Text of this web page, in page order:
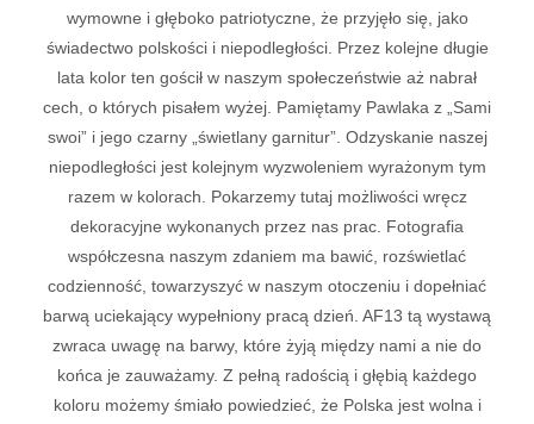
wymowne i głęboko patriotyczne, że przyjęło się, jako
świadectwo polskości i niepodległości. Przez kolejne długie
lata kolor ten gościł w naszym społeczeństwie aż nabrał
cech, o których pisałem wyżej. Pamiętamy Pawlaka z „Sami
swoi” i jego czarny „świetlany garnitur”. Odzyskanie naszej
niepodległości jest kolejnym wyzwoleniem wyrażonym tym
razem w kolorach. Pokarzemy tutaj możliwości wręcz
dekoracyjne wykonanych przez nas prac. Fotografia
współczesna naszym zdaniem ma bawić, rozświetlać
codzienność, towarzyszyć w naszym otoczeniu i dopełniać
barwą uciekający wypełniony pracą dzień. AF13 tą wystawą
zwraca uwagę na barwy, które żyją między nami a nie do
końca je zauważamy. Z pełną radością i głębią każdego
koloru możemy śmiało powiedzieć, że Polska jest wolna i